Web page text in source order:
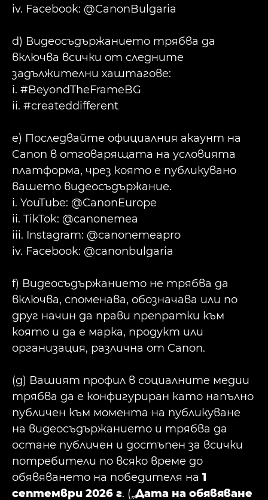
iv. Facebook: @CanonBulgaria
d) Видеосъдържанието трябва да
включва всички от следните
задължителни хаштагове:
i. #BeyondTheFrameBG
ii. #createddifferent
e) Последвайте официалния акаунт на
Canon в отговарящата на условията
платформа, чрез която е публикувано
вашето видеосъдържание.
i. YouTube: @CanonEurope
ii. TikTok: @canonemea
iii. Instagram: @canonemeapro
iv. Facebook: @canonbulgaria
f) Видеосъдържанието не трябва да
включва, споменава, обозначава или по
друг начин да прави препратки към
която и да е марка, продукт или
организация, различна от Canon.
(g) Вашият профил в социалните медии
трябва да е конфигуриран като напълно
публичен към момента на публикуване
на видеосъдържанието и трябва да
остане публичен и достъпен за всички
потребители по всяко време до
обявяването на победителя на 1
септември 2026 г. („Дата на обявяване